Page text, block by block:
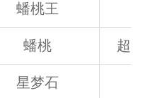
蟠桃王
蟠桃 超级
星梦石